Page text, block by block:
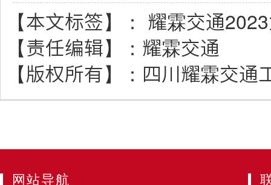
【本文标签】：
耀霖交通
【责任编辑】： 耀霖交通
【版权所有】： 四川耀霖交通
网站导航